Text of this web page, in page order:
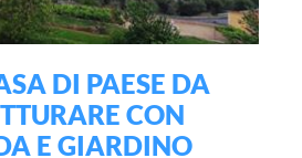
DI PAESE DA
CON
E GIARDINO